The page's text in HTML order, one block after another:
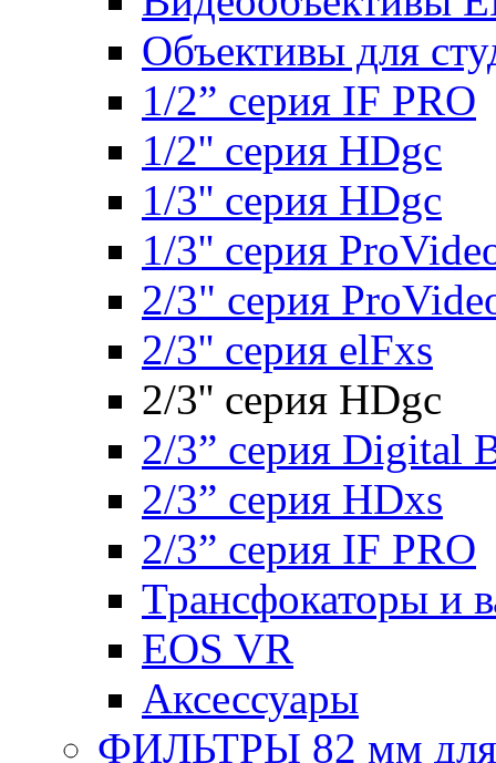
Объективы для
1/2” серия IF PRO
1/2'' серия HDgc
1/3'' серия HDgc
1/3'' серия
2/3" серия
2/3'' серия elFxs
2/3'' серия HDgc
2/3” серия Digital
2/3” серия HDxs
2/3” серия IF PRO
Трансфокаторы и
EOS VR
Аксессуары
ФИЛЬТРЫ 82 мм для